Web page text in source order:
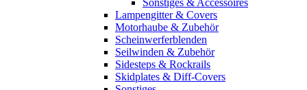
Lampengitter & Covers
Motorhaube & Zubehör
Scheinwerferblenden
Seilwinden & Zubehör
Sidesteps & Rockrails
Skidplates & Diff-Covers